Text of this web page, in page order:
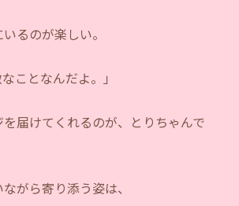
るのが楽しい。
ことなんだよ。」
届けてくれるのが、とりちゃんで
がら寄り添う姿は、